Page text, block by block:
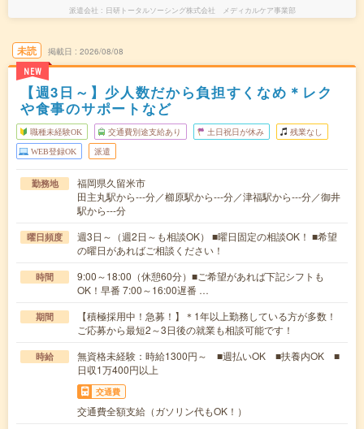
派遣会社 日研トータルソーシング株式会社 メディカルケア事業部
未読
NEW
掲載日 2026/08/08
【週3日～】少人数だから負担すくなめ＊レク
や食事のサポートなど
職種未経験OK 交通費別途支給あり 土日祝日が休み 残業なし
WEB登録OK 派遣
勤務地
福岡県久留米市
田主丸駅から---分／櫛原駅から---分／津福駅から---分／御井
駅から---分
曜日頻度
週3日～（週2日～も相談OK） ■曜日固定の相談OK！ ■希望
の曜日があればご相談ください！
時間
9:00～18:00（休憩60分）■ご希望があれば下記シフトも
OK！早番 7:00～16:00遅番 …
期間
【積極採用中！急募！】＊1年以上勤務している方が多数！
ご応募から最短2～3日後の就業も相談可能です！
時給
無資格未経験：時給1300円～ ■週払いOK ■扶養内OK ■
日収1万400円以上
交通費
交通費全額支給（ガソリン代もOK！）